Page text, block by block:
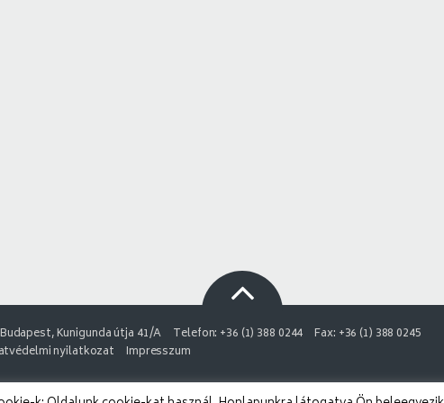
Kunigunda útja 41/A Telefon: +36 (1) 388 0244
Fax: +36 (1) 388 0245
nyilatkozat Impresszum